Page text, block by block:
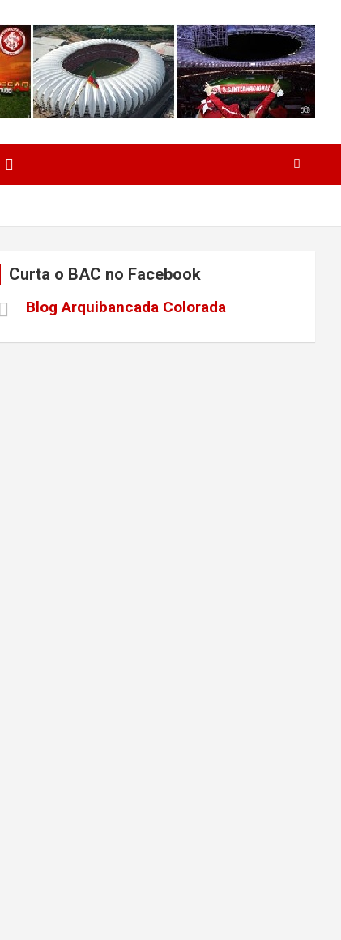
Curta o BAC no Facebook
Blog Arquibancada Colorada